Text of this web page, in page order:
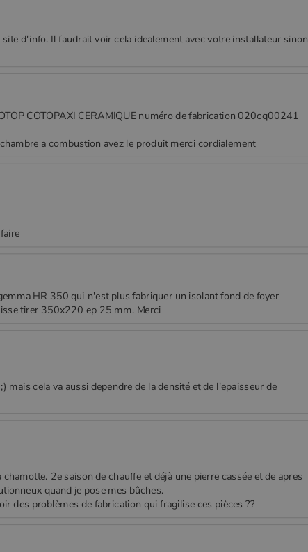
d'info. Il faudrait voir cela idealement avec votre installateur sinon
COTOPAXI CERAMIQUE numéro de fabrication 020cq00241
a combustion avez le produit merci cordialement
HR 350 qui n'est plus fabriquer un isolant fond de foyer
tirer 350x220 ep 25 mm. Merci
mais cela va aussi dependre de la densité et de l'epaisseur de
2e saison de chauffe et déjà une pierre cassée et de apres
quand je pose mes bûches.
des problèmes de fabrication qui fragilise ces pièces ??